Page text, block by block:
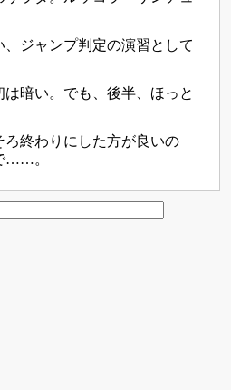
ジャンプ判定の演習として
は暗い。でも、後半、ほっと
終わりにした方が良いの
……。